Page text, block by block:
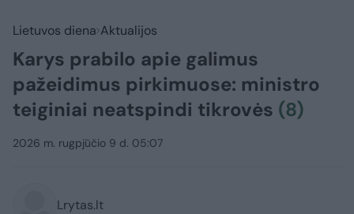
Lietuvos diena Aktualijos
Karys prabilo apie galimus
pažeidimus pirkimuose: ministro
teiginiai neatspindi tikrovės (8)
2026 m. rugpjūčio 9 d. 05:07
Lrytas.lt